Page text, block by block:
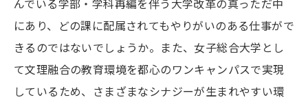
んでいる学部・学科再編を伴う大学改革の真っただ中
にあり、どの課に配属されてもやりがいのある仕事がで
きるのではないでしょうか。また、女子総合大学とし
て文理融合の教育環境を都心のワンキャンパスで実現
しているため、さまざまなシナジーが生まれやすい環